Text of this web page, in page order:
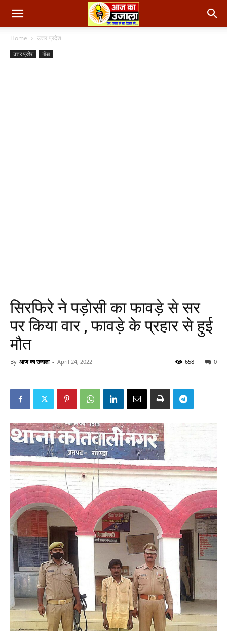
Home उत्तर प्रदेश
उत्तर प्रदेश गोंडा
सिरफिरे ने पड़ोसी का फावड़े से सर
पर किया वार , फावड़े के प्रहार से हुई
मौत
By आज का उजाला - April 24, 2022 0
658